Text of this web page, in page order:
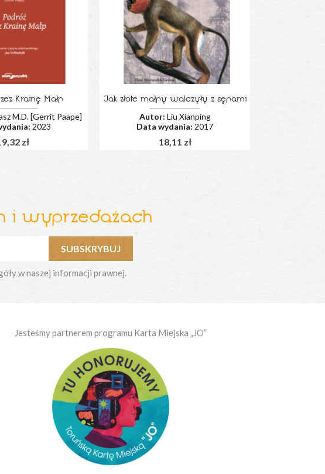
Krainę Małp
M.D. [Gerrit Paape]
2023
zł
Jak złote małpy walczyły z sępami
Autor: Liu Xianping
Data wydania: 2017
18,11 zł
i wyprzedażach
w naszej informacji prawnej.
Jesteśmy partnerem programu Karta Miejska „JO”